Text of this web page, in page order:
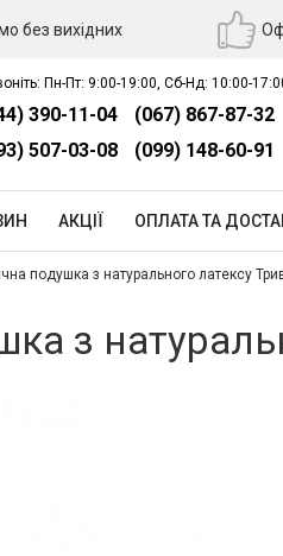
без вихідних
Пн-Пт: 9:00-19:00, Сб-Нд: 10:00-
390-11-04
(067) 867-87-32
507-03-08
(099) 148-60-91
АКЦІЇ ОПЛАТА ТА
подушка з натурального латексу
з